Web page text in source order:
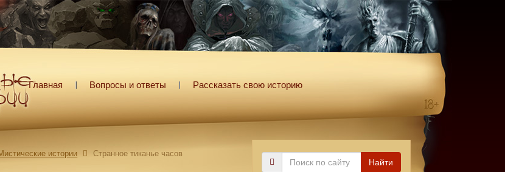
Главная Вопросы и ответы Рассказать свою историю
истории Странное тиканье часов
Поиск
Найти